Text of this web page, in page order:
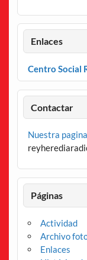
Enlaces
Centro Social
Contactar
Nuestra
Páginas
Actividad
Archivo
Enlaces